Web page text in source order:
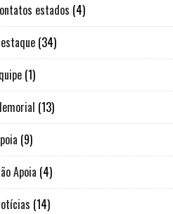
estados (4)
(34)
(1)
(13)
(9)
Apoia (4)
(14)